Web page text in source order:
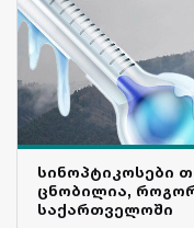
სინოპტიკოსები
ცნობილია,
საქართველოში